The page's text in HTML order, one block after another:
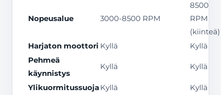
Nopeusalue 3000-8500 RPM
8500
RPM
(kiinteä)
Harjaton moottori Kyllä
Kyllä
Pehmeä
käynnistys
Kyllä Kyllä
YlikuormitussuojaKyllä
Kyllä